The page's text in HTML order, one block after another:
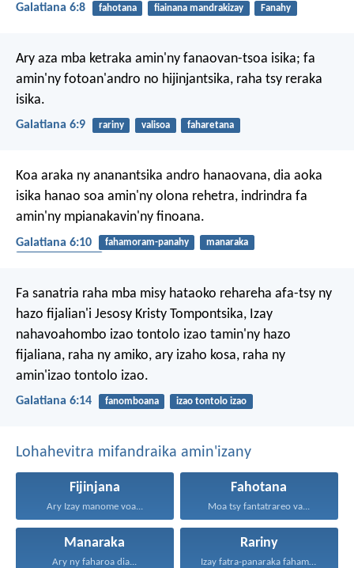
Galatiana 6:8 fahotana fiainana mandrakizay Fanahy
Ary aza mba ketraka amin'ny fanaovan-tsoa isika; fa
amin'ny fotoan'andro no hijinjantsika, raha tsy reraka
isika.
Galatiana 6:9 rariny valisoa faharetana
Koa araka ny ananantsika andro hanaovana, dia aoka
isika hanao soa amin'ny olona rehetra, indrindra fa
amin'ny mpianakavin'ny finoana.
Galatiana 6:10 fahamoram-panahy
manaraka
Fa sanatria raha mba misy hataoko rehareha afa-tsy ny
hazo fijalian'i Jesosy Kristy Tompontsika, Izay
nahavoahombo izao tontolo izao tamin'ny hazo
fijaliana, raha ny amiko, ary izaho kosa, raha ny
amin'izao tontolo izao.
Galatiana 6:14 fanomboana izao tontolo izao
Lohahevitra mifandraika amin'izany
Fijinjana
Ary Izay manome voa...
Fahotana
Moa tsy fantatrareo va...
Manaraka
Ary ny faharoa dia...
Rariny
Izay fatra-panaraka fahamarinana sy...